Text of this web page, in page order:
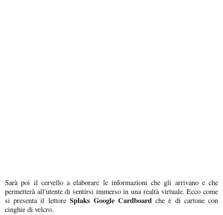
Sarà poi il cervello a elaborare le informazioni che gli arrivano e che
permetterà all'utente di sentirsi immerso in una realtà virtuale. Ecco come
si presenta il lettore Splaks Google Cardboard che è di cartone con
cinghie di velcro.